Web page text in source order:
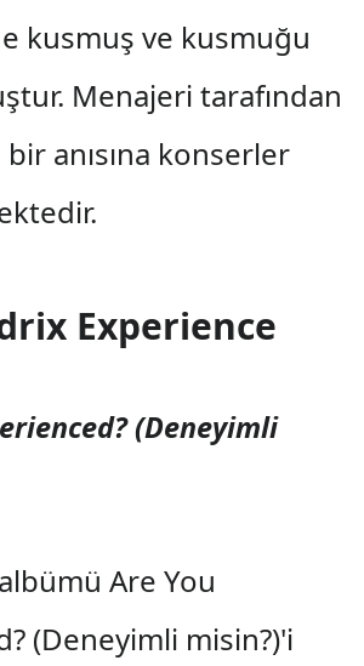
kusmuş ve kusmuğu
Menajeri tarafından
bir anısına konserler
Experience
(Deneyimli
Are You
(Deneyimli misin?)'i